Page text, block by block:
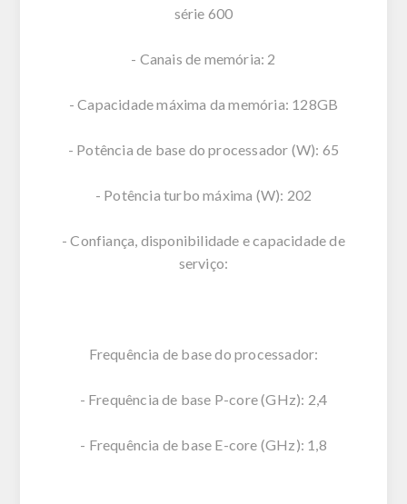
série 600
- Canais de memória: 2
- Capacidade máxima da memória: 128GB
- Potência de base do processador (W): 65
- Potência turbo máxima (W): 202
- Confiança, disponibilidade e capacidade de
serviço:
Frequência de base do processador:
- Frequência de base P-core (GHz): 2,4
- Frequência de base E-core (GHz): 1,8